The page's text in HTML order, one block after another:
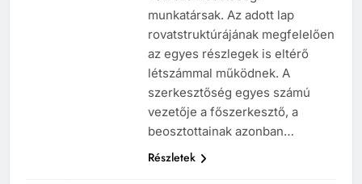
vett szerkesztőségi
munkatársak. Az adott lap
rovatstruktúrájának megfelelően
az egyes részlegek is eltérő
létszámmal működnek. A
szerkesztőség egyes számú
vezetője a főszerkesztő, a